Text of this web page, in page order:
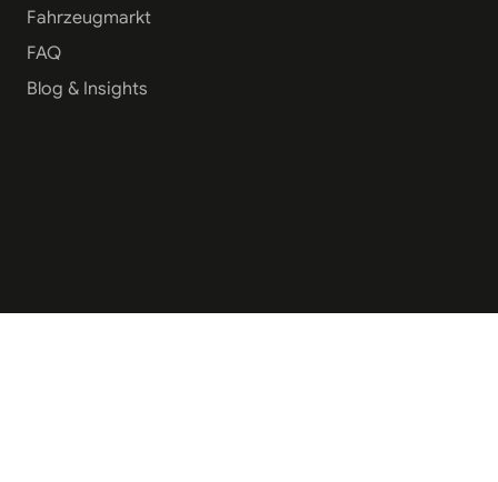
Fahrzeugmarkt
FAQ
Blog & Insights